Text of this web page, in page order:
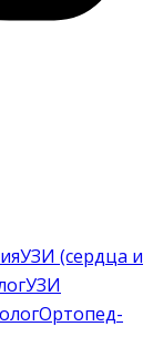
УЗИ (сердца и
УЗИ
Ортопед-